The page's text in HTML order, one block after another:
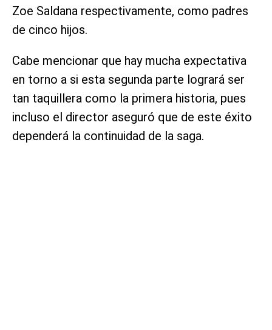
Zoe Saldana respectivamente, como padres
de cinco hijos.
Cabe mencionar que hay mucha expectativa
en torno a si esta segunda parte logrará ser
tan taquillera como la primera historia, pues
incluso el director aseguró que de este éxito
dependerá la continuidad de la saga.